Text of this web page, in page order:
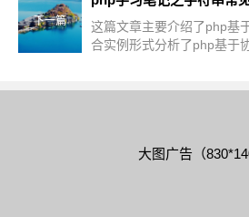
下一篇
这篇文章主要介绍了php基
合实例形式分析了php基于
大图广告（